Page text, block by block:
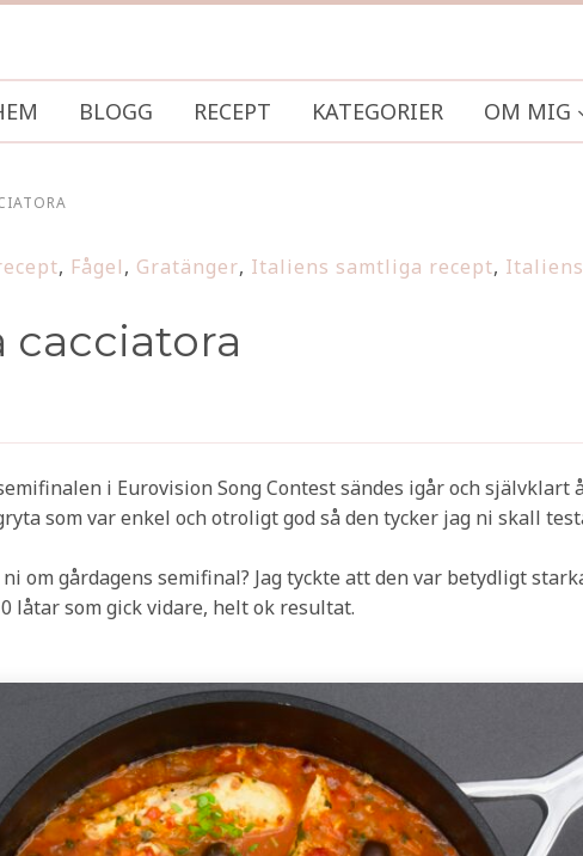
BLOGG RECEPT KATEGORIER OM MIG
, Fågel, Gratänger, Italiens samtliga recept,
cacciatora
i Eurovision Song Contest sändes igår och självklart
som var enkel och otroligt god så den tycker jag ni skall
om gårdagens semifinal? Jag tyckte att den var betydligt
låtar som gick vidare, helt ok resultat.